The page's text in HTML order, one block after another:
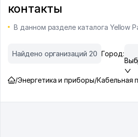
контакты
В данном разделе каталога Yellow
Найдено организаций 20 Город:
/Энергетика и приборы/Кабельная